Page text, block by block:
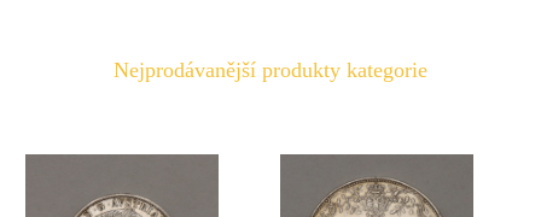
Nejprodávanější produkty kategorie